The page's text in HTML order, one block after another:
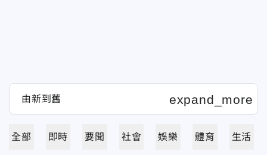
全部 即時 要聞 社會 娛樂 體育 生活